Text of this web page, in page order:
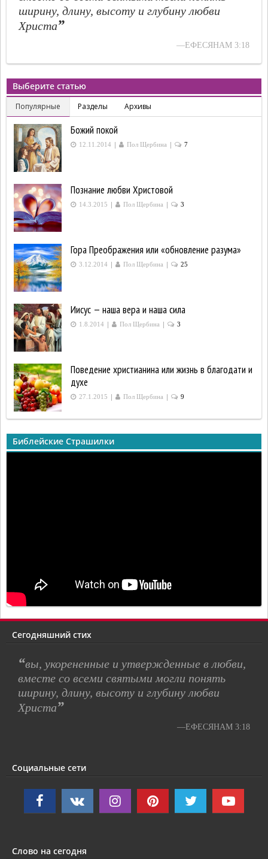
ширину, длину, высоту и глубину любви
Христа”
—ЕФЕСЯНАМ 3:18
Выберите статью
Популярные Разделы Архивы
Божий покой
12.11.2014 | Пол Щербина | 7
Познание любви Христовой
14.3.2015 | Пол Щербина | 3
Гора Преображения или «обновление разума»
3.12.2014 | Пол Щербина | 25
Иисус — наша вера и наша сила
1.8.2014 | Пол Щербина | 3
Поведение христианина или жизнь в благодати и
духе
27.1.2015 | Пол Щербина | 9
Библейские Страшилки
Сегодняшний стих
“вы, укорененные и утвержденные в любви,
вместе со всеми святыми могли понять
ширину, длину, высоту и глубину любви
Христа”
—ЕФЕСЯНАМ 3:18
Социальные сети
Слово на сегодня